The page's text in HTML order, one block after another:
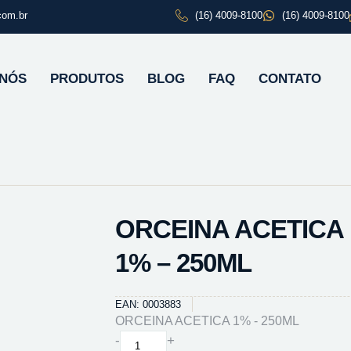
(16) 4009-8100 (16) 4009-8100
PRODUTOS BLOG FAQ CONTATO
ORCEINA ACETICA
1% – 250ML
EAN: 0003883
ORCEINA ACETICA 1% - 250ML
-
ORCEINA
+